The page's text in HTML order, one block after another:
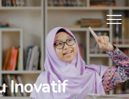
Inovatif